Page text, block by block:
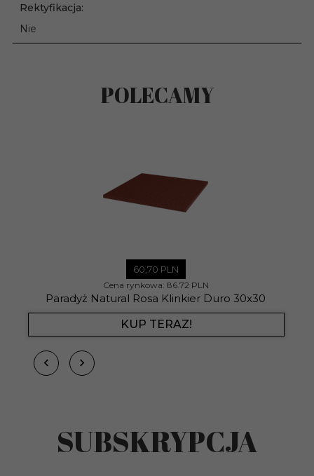
Rektyfikacja:
Nie
POLECAMY
60, 70 PLN
Cena rynkowa: 86.72 PLN
Paradyż Natural Rosa Klinkier Duro 30x30
KUP TERAZ!
SUBSKRYPCJA